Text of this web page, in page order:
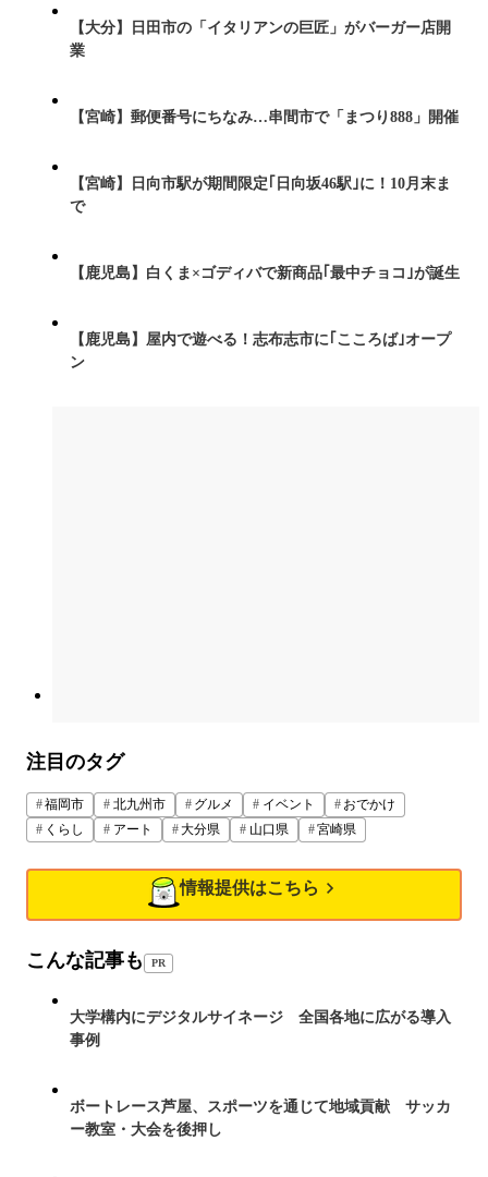
【大分】日田市の「イタリアンの巨匠」がバーガー店開
業
【宮崎】郵便番号にちなみ…串間市で「まつり888」開催
【宮崎】日向市駅が期間限定｢日向坂46駅｣に！10月末ま
で
【鹿児島】白くま×ゴディバで新商品｢最中チョコ｣が誕生
【鹿児島】屋内で遊べる！志布志市に｢こころば｣オープ
ン
注目のタグ
福岡市 北九州市 グルメ イベント
おでかけ
くらし
アート 大分県 山口県 宮崎県
情報提供はこちら
こんな記事も PR
大学構内にデジタルサイネージ 全国各地に広がる導入
事例
ボートレース芦屋、スポーツを通じて地域貢献 サッカ
ー教室・大会を後押し